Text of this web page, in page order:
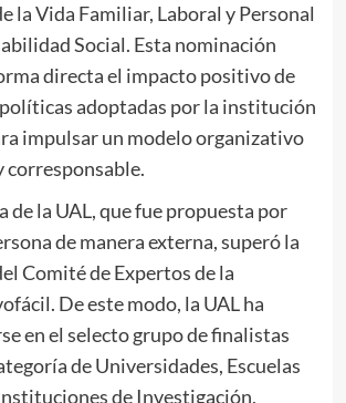
la Vida Familiar, Laboral y Personal
Social. Esta nominación
directa el impacto positivo de
adoptadas por la institución
impulsar un modelo organizativo
corresponsable.
de la UAL, que fue propuesta por
de manera externa, superó la
Comité de Expertos de la
De este modo, la UAL ha
en el selecto grupo de finalistas
de Universidades, Escuelas
de Investigación,